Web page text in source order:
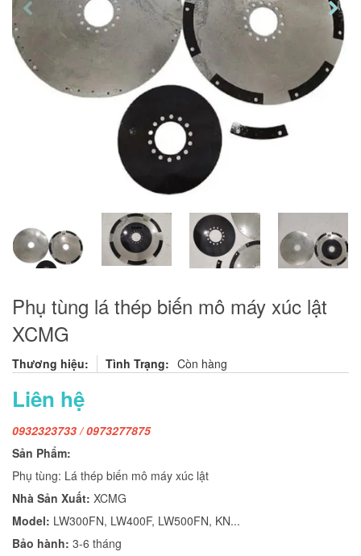
Phụ tùng lá thép biến mô máy xúc lật
XCMG
Thương hiệu: Tình Trạng: Còn hàng
Liên hệ
0932323733 / 0973277875
Sản Phẩm:
Phụ tùng: Lá thép biến mô máy xúc lật
Nhà Sản Xuất: XCMG
Model: LW300FN, LW400F, LW500FN, KN...
Bảo hành: 3-6 tháng